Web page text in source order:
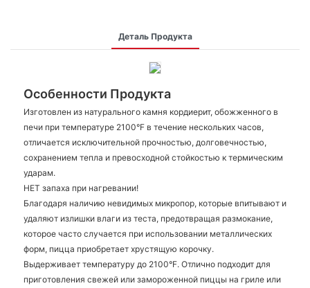
Деталь Продукта
Особенности Продукта
Изготовлен из натурального камня кордиерит, обожженного в
печи при температуре 2100°F в течение нескольких часов,
отличается исключительной прочностью, долговечностью,
сохранением тепла и превосходной стойкостью к термическим
ударам.
НЕТ запаха при нагревании!
Благодаря наличию невидимых микропор, которые впитывают и
удаляют излишки влаги из теста, предотвращая размокание,
которое часто случается при использовании металлических
форм, пицца приобретает хрустящую корочку.
Выдерживает температуру до 2100°F. Отлично подходит для
приготовления свежей или замороженной пиццы на гриле или